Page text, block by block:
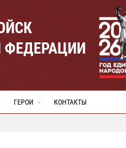
ФЕДЕРАЦИИ
ГЕРОИ КОНТАКТЫ